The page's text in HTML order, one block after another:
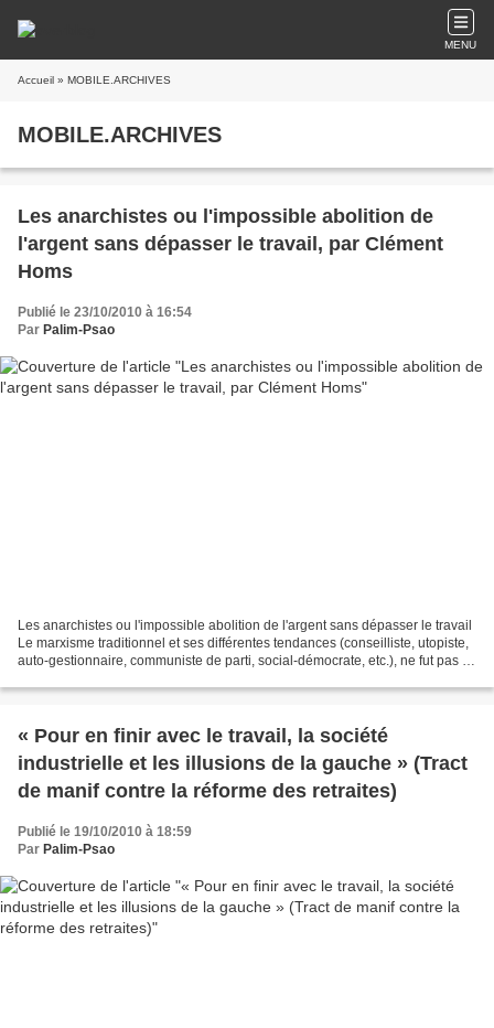
MENU
Accueil » MOBILE.ARCHIVES
MOBILE.ARCHIVES
Les anarchistes ou l'impossible abolition de
l'argent sans dépasser le travail, par Clément
Homs
Publié le 23/10/2010 à 16:54
Par Palim-Psao
Les anarchistes ou l'impossible abolition de l'argent sans dépasser le travail
Le marxisme traditionnel et ses différentes tendances (conseilliste, utopiste,
auto-gestionnaire, communiste de parti, social-démocrate, etc.), ne fut pas le
« Pour en finir avec le travail, la société
industrielle et les illusions de la gauche » (Tract
de manif contre la réforme des retraites)
Publié le 19/10/2010 à 18:59
Par Palim-Psao